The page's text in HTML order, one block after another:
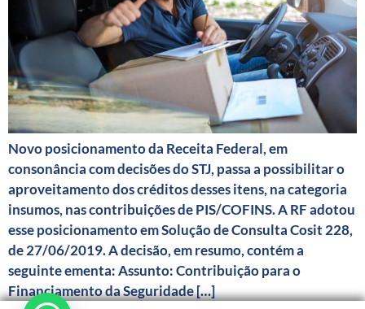
Novo posicionamento da Receita Federal, em
consonância com decisões do STJ, passa a possibilitar o
aproveitamento dos créditos desses itens, na categoria
insumos, nas contribuições de PIS/COFINS. A RF adotou
esse posicionamento em Solução de Consulta Cosit 228,
de 27/06/2019. A decisão, em resumo, contém a
seguinte ementa: Assunto: Contribuição para o
Financiamento da Seguridade […]